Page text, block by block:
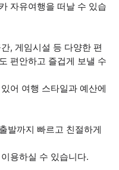
자유여행을 떠날 수 있습
, 게임시설 등 다양한 편
편안하고 즐겁게 보낼 수
어 여행 스타일과 예산에
발까지 빠르고 친절하게
용하실 수 있습니다.